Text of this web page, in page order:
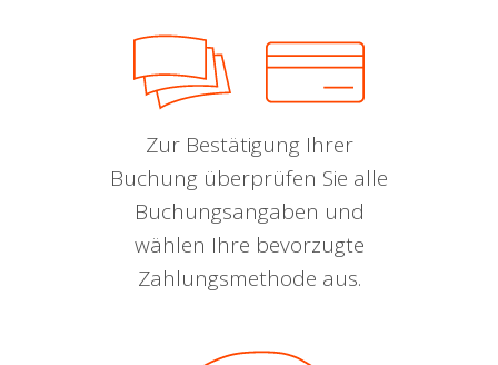
Zur Bestätigung Ihrer
Buchung überprüfen Sie alle
Buchungsangaben und
wählen Ihre bevorzugte
Zahlungsmethode aus.